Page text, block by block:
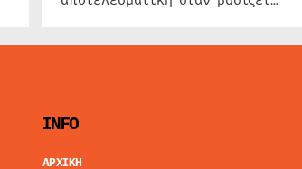
INFO
ΑΡΧΙΚΗ